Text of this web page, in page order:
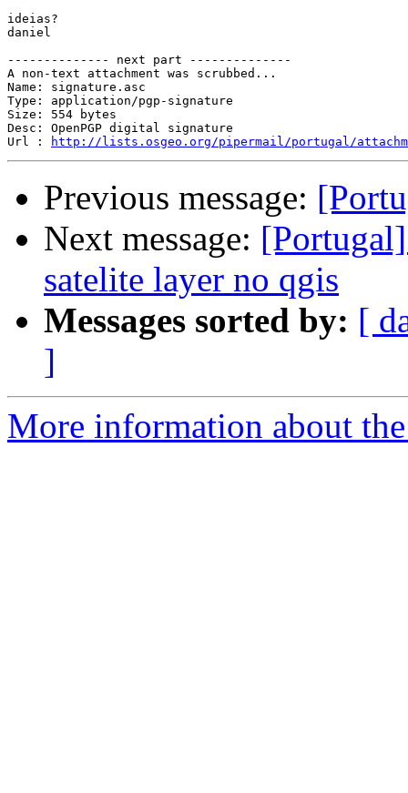
ideias?
daniel
-------------- next part --------------
A non-text attachment was scrubbed...
Name: signature.asc
Type: application/pgp-signature
Size: 554 bytes
Desc: OpenPGP digital signature
Url :
http://lists.osgeo.org/pipermail/portugal/
Previous message:
Next message:
satelite layer no qgis
Messages sorted by: [
]
More information about